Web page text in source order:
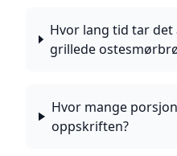
Hvor lang tid tar det
grillede
Hvor mange
oppskriften?